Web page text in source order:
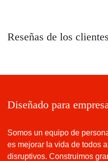
Reseñas de los clientes
Diseñado para
Somos un equipo de
es mejorar la vida de todos
disruptivos. Construimos